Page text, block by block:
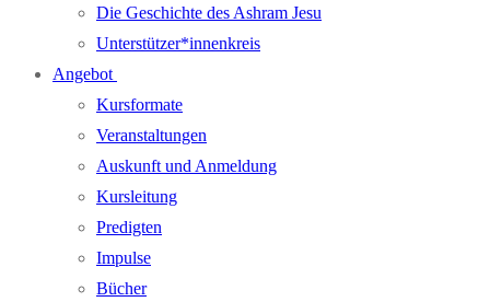
Die Geschichte des Ashram Jesu
Unterstützer*innenkreis
Angebot
Kursformate
Veranstaltungen
Auskunft und Anmeldung
Kursleitung
Predigten
Impulse
Bücher